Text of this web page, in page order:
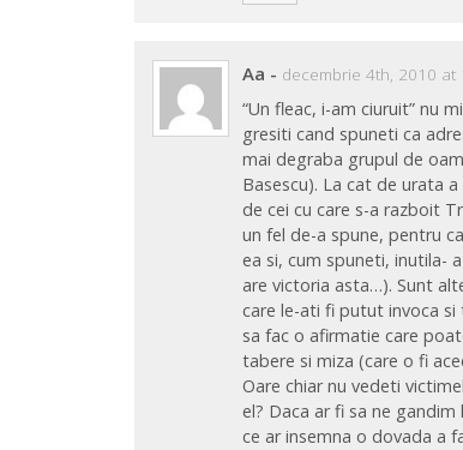
Aa - decembrie 4th, 2010 at
“Un fleac, i-am ciuruit” nu
gresiti cand spuneti ca
mai degraba grupul de
Basescu). La cat de urata
de cei cu care s-a razboit
un fel de-a spune, pentru
ea si, cum spuneti, inutila-
are victoria asta…). Sunt
care le-ati fi putut invoca si
sa fac o afirmatie care
tabere si miza (care o fi
Oare chiar nu vedeti
el? Daca ar fi sa ne
ce ar insemna o dovada a